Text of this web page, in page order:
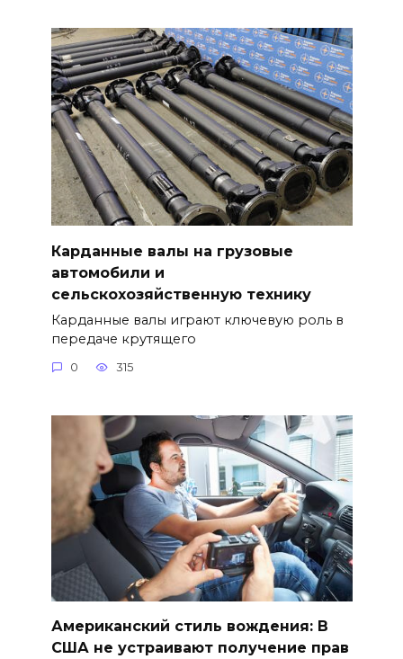
Карданные валы на грузовые
автомобили и
сельскохозяйственную технику
Карданные валы играют ключевую роль в
передаче крутящего
0 315
Американский стиль вождения: В
США не устраивают получение прав